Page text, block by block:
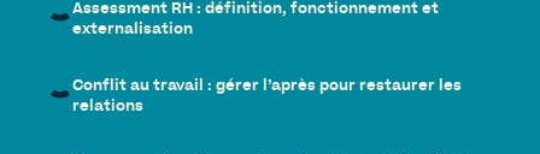
Assessment RH : définition, fonctionnement et
externalisation
Conflit au travail : gérer l’après pour restaurer les
relations